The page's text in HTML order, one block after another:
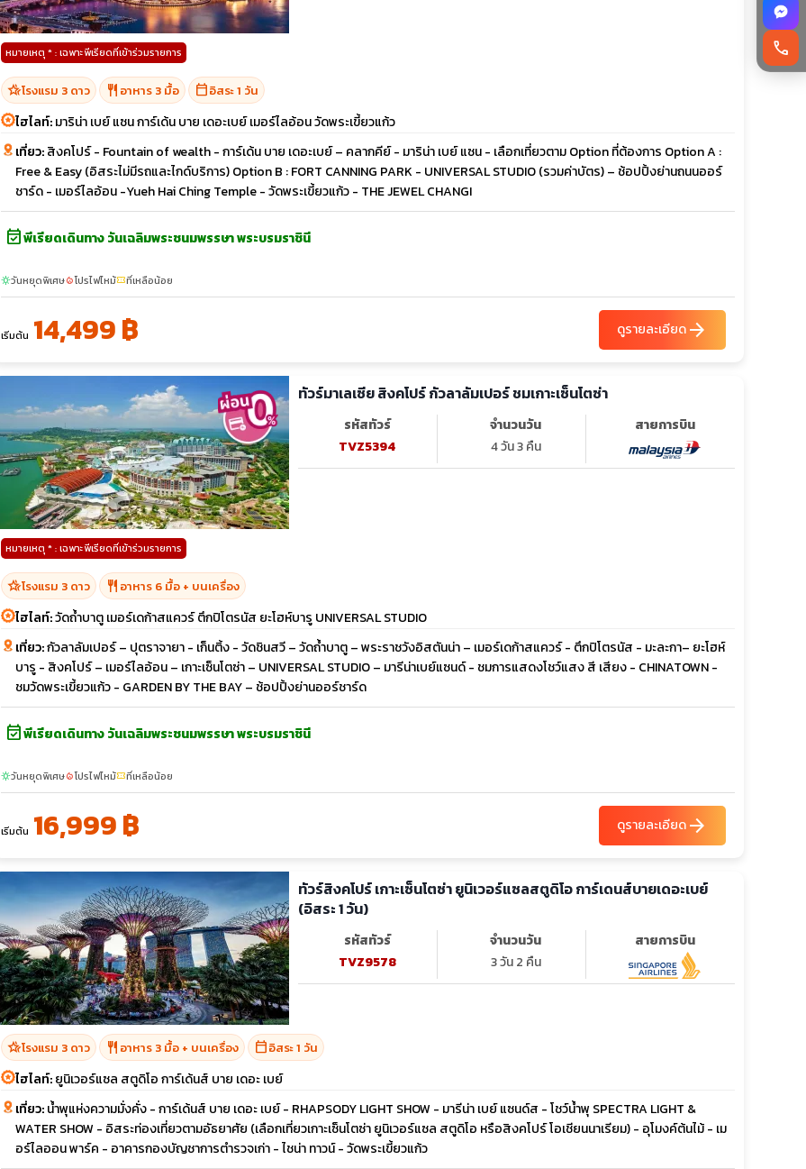
หมายเหตุ * : เฉพาะพีเรียดที่เข้าร่วมรายการ
hotel_classโรงแรม 3 ดาว restaurant อาหาร 3 มื้อ calendar_todayอิสระ 1 วัน
ไฮไลท์:มาริน่า เบย์ แซน การ์เด้น บาย เดอะเบย์ เมอร์ไลอ้อน วัดพระเขี้ยวแก้ว
เที่ยว:สิงคโปร์ - Fountain of wealth - การ์เด้น บาย เดอะเบย์ – คลากคีย์ - มาริน่า เบย์ แซน - เลือกเที่ยวตาม Option ที่ต้องการ Option A :
Free & Easy (อิสระไม่มีรถและไกด์บริการ) Option B : FORT CANNING PARK - UNIVERSAL STUDIO (รวมค่าบัตร) – ช้อปปิ้งย่านถนนออร์
ชาร์ด - เมอร์ไลอ้อน -Yueh Hai Ching Temple - วัดพระเขี้ยวแก้ว - THE JEWEL CHANGI
event_availableพีเรียดเดินทาง วันเฉลิมพระชนมพรรษา พระบรมราชินี
sunnyวันหยุดพิเศษlocal_fire_departmentโปรไฟไหม้confirmation_numberที่เหลือน้อย
เริ่มต้น 14,499 ฿ ดูรายละเอียดarrow_forward
ทัวร์มาเลเซีย สิงคโปร์ กัวลาลัมเปอร์ ชมเกาะเซ็นโตซ่า
รหัสทัวร์
TVZ5394
จำนวนวัน
4 วัน 3 คืน
สายการบิน
หมายเหตุ * : เฉพาะพีเรียดที่เข้าร่วมรายการ
hotel_classโรงแรม 3 ดาว restaurant อาหาร 6 มื้อ + บนเครื่อง
ไฮไลท์:วัดถ้ำบาตู เมอร์เดก้าสแควร์ ตึกปิโตรนัส ยะโฮห์บารู UNIVERSAL STUDIO
เที่ยว:กัวลาลัมเปอร์ – ปุตราจายา - เก็นติ้ง - วัดชินสวี – วัดถ้ำบาตู – พระราชวังอิสตันน่า – เมอร์เดก้าสแควร์ - ตึกปิโตรนัส - มะละกา– ยะโฮห์
บารู - สิงคโปร์ – เมอร์ไลอ้อน – เกาะเซ็นโตซ่า – UNIVERSAL STUDIO – มารีน่าเบย์แซนด์ - ชมการแสดงโชว์แสง สี เสียง - CHINATOWN -
ชมวัดพระเขี้ยวแก้ว - GARDEN BY THE BAY – ช้อปปิ้งย่านออร์ชาร์ด
event_availableพีเรียดเดินทาง วันเฉลิมพระชนมพรรษา พระบรมราชินี
sunnyวันหยุดพิเศษlocal_fire_departmentโปรไฟไหม้confirmation_numberที่เหลือน้อย
เริ่มต้น 16,999 ฿ ดูรายละเอียดarrow_forward
ทัวร์สิงคโปร์ เกาะเซ็นโตซ่า ยูนิเวอร์แซลสตูดิโอ การ์เดนส์บายเดอะเบย์
(อิสระ 1 วัน)
รหัสทัวร์
TVZ9578
จำนวนวัน
3 วัน 2 คืน
สายการบิน
hotel_classโรงแรม 3 ดาว restaurant อาหาร 3 มื้อ + บนเครื่อง calendar_todayอิสระ 1 วัน
ไฮไลท์:ยูนิเวอร์แซล สตูดิโอ การ์เด้นส์ บาย เดอะ เบย์
เที่ยว:น้ำพุแห่งความมั่งคั่ง - การ์เด้นส์ บาย เดอะ เบย์ - RHAPSODY LIGHT SHOW - มารีน่า เบย์ แซนด์ส - โชว์น้ำพุ SPECTRA LIGHT &
WATER SHOW - อิสระท่องเที่ยวตามอัธยาศัย (เลือกเที่ยวเกาะเซ็นโตซ่า ยูนิเวอร์แซล สตูดิโอ หรือสิงคโปร์ โอเชียนนาเรียม) - อุโมงค์ต้นไม้ - เม
อร์ไลออน พาร์ค - อาคารกองบัญชาการตำรวจเก่า - ไชน่า ทาวน์ - วัดพระเขี้ยวแก้ว
call